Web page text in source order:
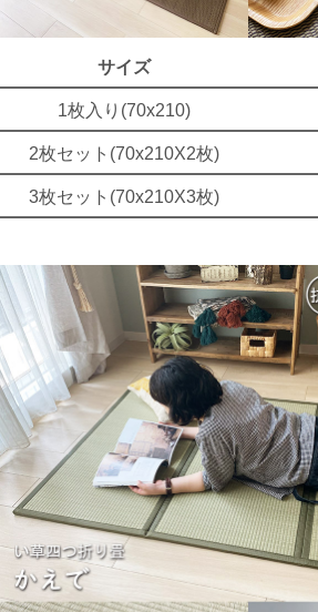
サイズ
1枚入り(70x210)
2枚セット(70x210X2枚)
3枚セット(70x210X3枚)